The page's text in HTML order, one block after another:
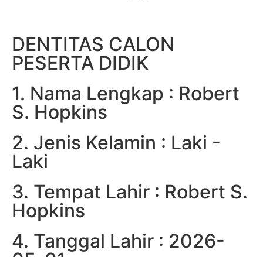
DENTITAS CALON
PESERTA DIDIK
1. Nama Lengkap : Robert
S. Hopkins
2. Jenis Kelamin : Laki -
Laki
3. Tempat Lahir : Robert S.
Hopkins
4. Tanggal Lahir : 2026-